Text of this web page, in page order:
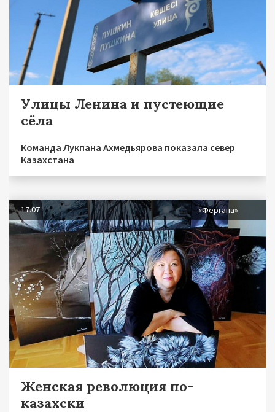
Улицы Ленина и пустеющие
сёла
Команда Лукпана Ахмедьярова показала север
Казахстана
17.07 «Фергана»
Женская революция по-
казахски